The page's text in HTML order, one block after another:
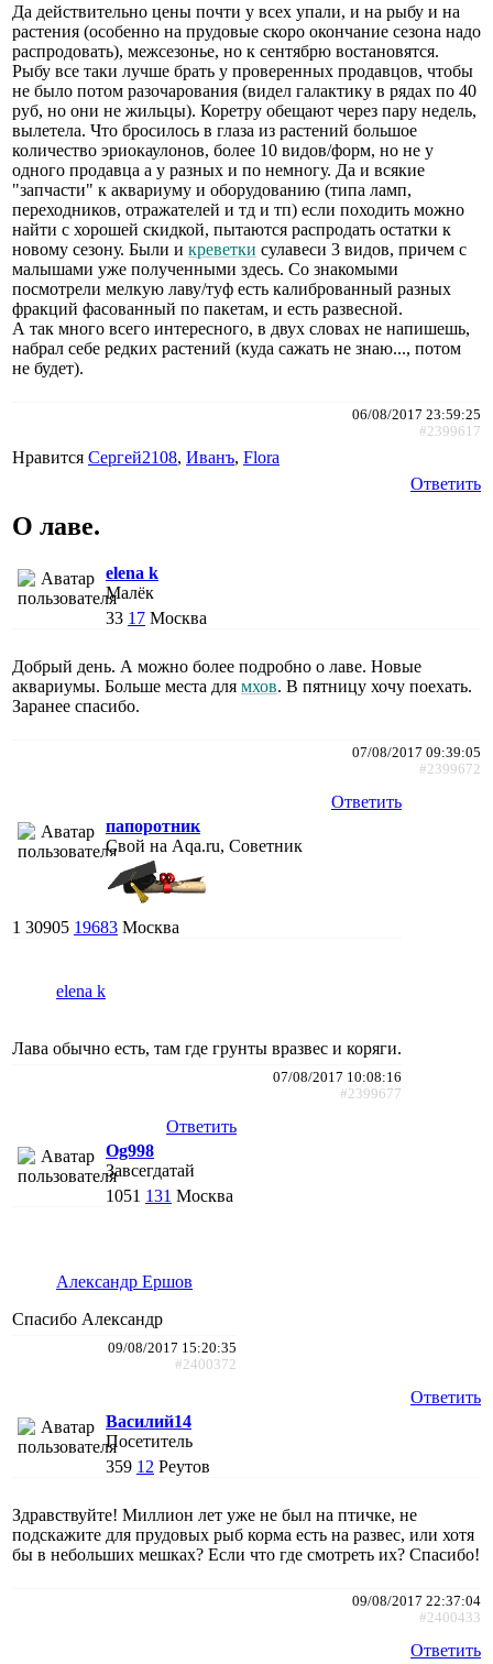
Да действительно цены почти у всех упали, и на рыбу и на
растения (особенно на прудовые скоро окончание сезона надо
распродовать), межсезонье, но к сентябрю востановятся.
Рыбу все таки лучше брать у проверенных продавцов, чтобы
не было потом разочарования (видел галактику в рядах по 40
руб, но они не жильцы). Коретру обещают через пару недель,
вылетела. Что бросилось в глаза из растений большое
количество эриокаулонов, более 10 видов/форм, но не у
одного продавца а у разных и по немногу. Да и всякие
"запчасти" к аквариуму и оборудованию (типа ламп,
переходников, отражателей и тд и тп) если походить можно
найти с хорошей скидкой, пытаются распродать остатки к
новому сезону. Были и креветки сулавеси 3 видов, причем с
малышами уже полученными здесь. Со знакомыми
посмотрели мелкую лаву/туф есть калиброванный разных
фракций фасованный по пакетам, и есть развесной.
А так много всего интересного, в двух словах не напишешь,
набрал себе редких растений (куда сажать не знаю..., потом
не будет).
06/08/2017 23:59:25
#2399617
Нравится Сергей2108, Иванъ, Flora
Ответить
О лаве.
elena k
Малёк
33 17 Москва
Добрый день. А можно более подробно о лаве. Новые
аквариумы. Больше места для мхов. В пятницу хочу поехать.
Заранее спасибо.
07/08/2017 09:39:05
#2399672
Ответить
папоротник
Свой на Aqa.ru, Советник
1 30905 19683 Москва
elena k
Лава обычно есть, там где грунты вразвес и коряги.
07/08/2017 10:08:16
#2399677
Ответить
Og998
Завсегдатай
1051 131 Москва
Александр Ершов
Спасибо Александр
09/08/2017 15:20:35
#2400372
Ответить
Василий14
Посетитель
359 12 Реутов
Здравствуйте! Миллион лет уже не был на птичке, не
подскажите для прудовых рыб корма есть на развес, или хотя
бы в небольших мешках? Если что где смотреть их? Спасибо!
09/08/2017 22:37:04
#2400433
Ответить